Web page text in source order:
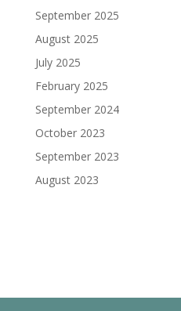
September 2025
August 2025
July 2025
February 2025
September 2024
October 2023
September 2023
August 2023